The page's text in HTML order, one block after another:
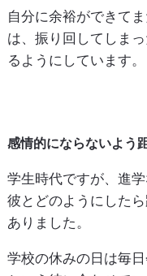
自分に余裕ができて
は、振り回してしま
るようにしています。
感情的にならないよう
学生時代ですが、進
彼とどのようにした
ありました。
学校の休みの日は毎